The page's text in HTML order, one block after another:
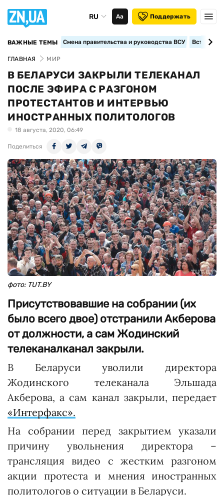
RU Аа Поддержать
ВАЖНЫЕ ТЕМЫ Смена правительства и руководства ВСУ
ГЛАВНАЯ МИР
В БЕЛАРУСИ ЗАКРЫЛИ ТЕЛЕКАНАЛ
ПОСЛЕ ЭФИРА С РАЗГОНОМ
ПРОТЕСТАНТОВ И ИНТЕРВЬЮ
ИНОСТРАННЫХ ПОЛИТОЛОГОВ
18 августа, 2020, 06:49
Поделиться
фото: TUT.BY
Присутствовавшие на собрании (их
было всего двое) отстранили Акберова
от должности, а сам Жодинский
телеканалканал закрыли.
В Беларуси уволили директора
Жодинского телеканала Эльшада
Акберова, а сам канал закрыли, передает
«Интерфакс».
На собрании перед закрытием указали
причину увольнения директора –
трансляция видео с жестким разгоном
акции протеста и мнения иностранных
политологов о ситуации в Беларуси.